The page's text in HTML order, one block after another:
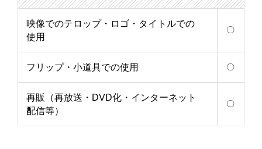
映像でのテロップ・ロゴ・タイトルでの
使用
〇
フリップ・小道具での使用 〇
再販（再放送・DVD化・インターネット
配信等）
〇